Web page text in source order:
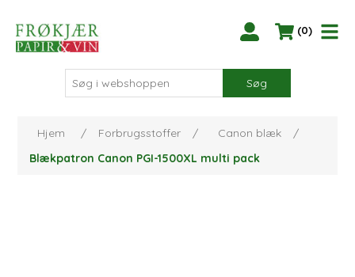
(0)
Søg
Hjem / Forbrugsstoffer / Canon blæk
/
Blækpatron Canon PGI-1500XL multi pack